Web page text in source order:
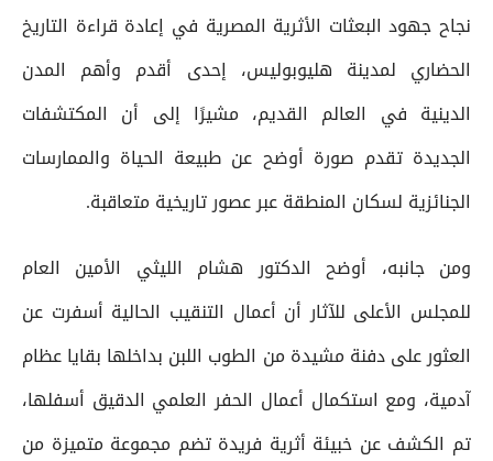
نجاح جهود البعثات الأثرية المصرية في إعادة قراءة التاريخ
الحضاري لمدينة هليوبوليس، إحدى أقدم وأهم المدن
الدينية في العالم القديم، مشيرًا إلى أن المكتشفات
الجديدة تقدم صورة أوضح عن طبيعة الحياة والممارسات
الجنائزية لسكان المنطقة عبر عصور تاريخية متعاقبة.
ومن جانبه، أوضح الدكتور هشام الليثي الأمين العام
للمجلس الأعلى للآثار أن أعمال التنقيب الحالية أسفرت عن
العثور على دفنة مشيدة من الطوب اللبن بداخلها بقايا عظام
آدمية، ومع استكمال أعمال الحفر العلمي الدقيق أسفلها،
تم الكشف عن خبيئة أثرية فريدة تضم مجموعة متميزة من